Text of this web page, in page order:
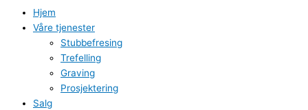
Hjem
Våre tjenester
Stubbefresing
Trefelling
Graving
Prosjektering
Salg